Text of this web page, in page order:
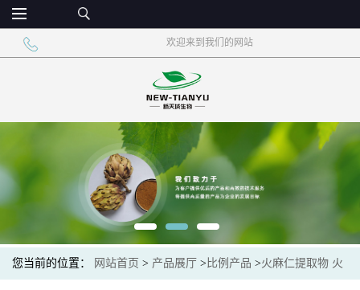
欢迎来到我们的网站
您当前的位置： 网站首页 > 产品展厅 > 比例产品 >火麻仁提取物 火